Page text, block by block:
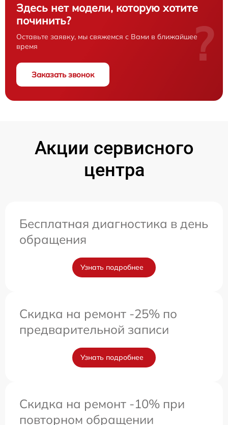
Здесь нет модели, которую хотите
починить?
Оставьте заявку, мы свяжемся с Вами в ближайшее
время
Заказать звонок
?
Акции сервисного
центра
Бесплатная диагностика в день
обращения
Узнать подробнее
Скидка на ремонт -25% по
предварительной записи
Узнать подробнее
Скидка на ремонт -10% при
повторном обращении